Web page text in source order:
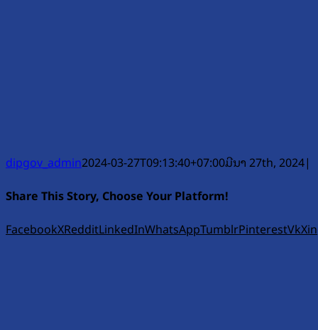
dipgov_admin2024-03-27T09:13:40+07:00ມີນາ 27th, 2024|
Share This Story, Choose Your Platform!
FacebookXRedditLinkedInWhatsAppTumblrPinterestVk